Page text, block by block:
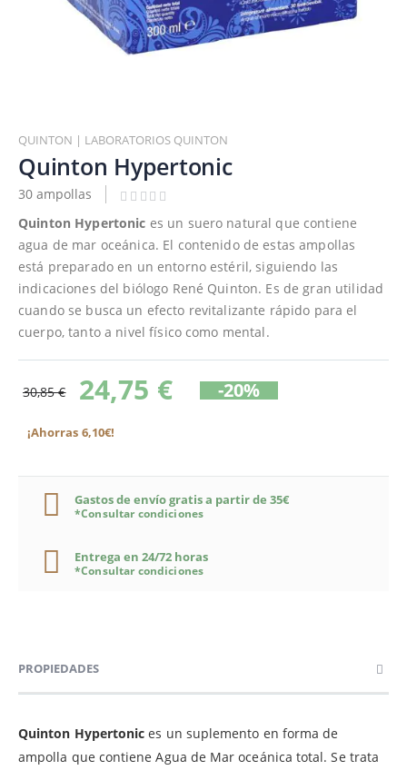
al
comienzo
de
la
galería
de
imágenes
QUINTON | LABORATORIOS QUINTON
Quinton Hypertonic
30 ampollas
Quinton Hypertonic es un suero natural que contiene
agua de mar oceánica. El contenido de estas ampollas
está preparado en un entorno estéril, siguiendo las
indicaciones del biólogo René Quinton. Es de gran utilidad
cuando se busca un efecto revitalizante rápido para el
cuerpo, tanto a nivel físico como mental.
30,85 € 24,75 € -20%
¡Ahorras 6,10€!
Gastos de envío gratis a partir de 35€
*Consultar condiciones
Entrega en 24/72 horas
*Consultar condiciones
PROPIEDADES
Quinton Hypertonic es un suplemento en forma de
ampolla que contiene Agua de Mar oceánica total. Se trata